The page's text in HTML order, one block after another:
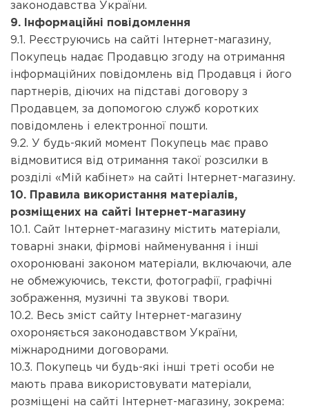
законодавства України.
9. Інформаційні повідомлення
9.1. Реєструючись на сайті Інтернет-магазину,
Покупець надає Продавцю згоду на отримання
інформаційних повідомлень від Продавця і його
партнерів, діючих на підставі договору з
Продавцем, за допомогою служб коротких
повідомлень і електронної пошти.
9.2. У будь-який момент Покупець має право
відмовитися від отримання такої розсилки в
розділі «Мій кабінет» на сайті Інтернет-магазину.
10. Правила використання матеріалів,
розміщених на сайті Інтернет-магазину
10.1. Сайт Інтернет-магазину містить матеріали,
товарні знаки, фірмові найменування і інші
охоронювані законом матеріали, включаючи, але
не обмежуючись, тексти, фотографії, графічні
зображення, музичні та звукові твори.
10.2. Весь зміст сайту Інтернет-магазину
охороняється законодавством України,
міжнародними договорами.
10.3. Покупець чи будь-які інші треті особи не
мають права використовувати матеріали,
розміщені на сайті Інтернет-магазину, зокрема: